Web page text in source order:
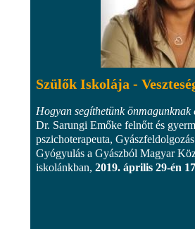
Szülők Iskolája -
Hogyan segíthetünk önmagunknak
Dr. Sarungi Emőke felnőtt és
pszichoterapeuta,
Gyógyulás a Gyászból Magyar
iskolánkban, 2019. április 29-én